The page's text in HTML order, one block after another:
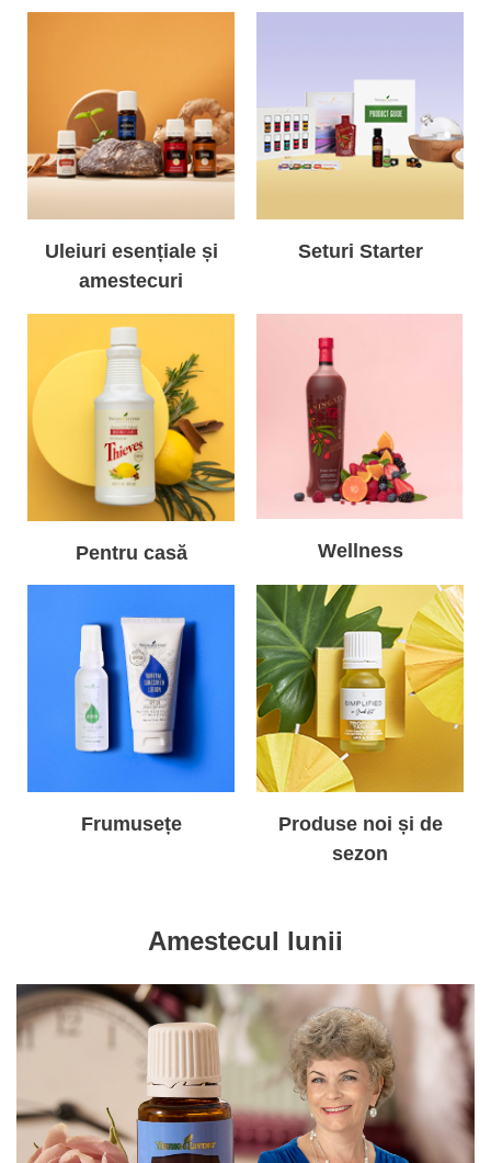
Uleiuri esențiale și
amestecuri
Seturi Starter
Pentru casă Wellness
Frumusețe
Produse noi și de
sezon
Amestecul lunii